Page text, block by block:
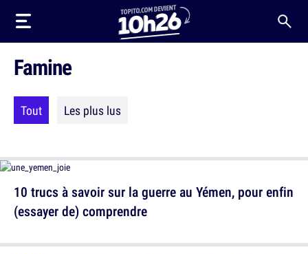
Famine
Tout Les plus lus
10 trucs à savoir sur la guerre au Yémen, pour enfin
(essayer de) comprendre